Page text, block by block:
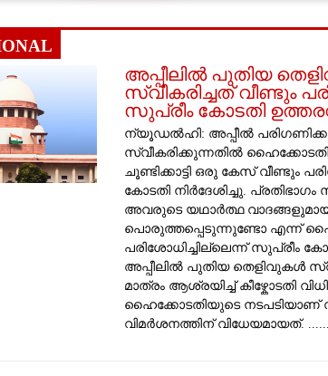
​അപ്പീലിൽ പുതിയ
സ്വീകരിച്ചത് വീണ്ടും
സുപ്രീം കോടതി
​ന്യൂഡൽഹി: അപ്പീൽ
സ്വീകരിക്കുന്നതിൽ
ചൂണ്ടിക്കാട്ടി ഒരു കേസ് വീണ്ടും
കോടതി നിർദേശിച്ചു. പ്രതിഭാഗം
അവരുടെ യഥാർത്ഥ
പൊരുത്തപ്പെടുന്നുണ്ടോ എന്ന്
പരിശോധിച്ചില്ലെന്ന് സുപ്രീം
അപ്പീലിൽ പുതിയ തെളിവുകൾ
മാത്രം ആശ്രയിച്ച് കീഴ്കോടതി
ഹൈക്കോടതിയുടെ നടപടിയാണ്
വിമർശനത്തിന് വിധേയമായത്. ......